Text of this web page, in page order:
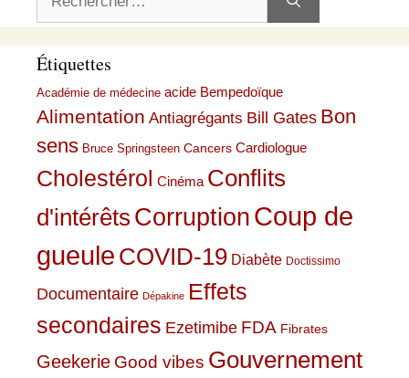
Étiquettes
Académie de médecine acide Bempedoïque
Alimentation Antiagrégants Bill Gates Bon
sens Bruce Springsteen Cancers Cardiologue
Cholestérol Cinéma Conflits
d'intérêts CorruptionCoup de
gueule COVID-19 Diabète Doctissimo
Documentaire Dépakine Effets
secondaires Ezetimibe FDA Fibrates
Geekerie Good vibes Gouvernement